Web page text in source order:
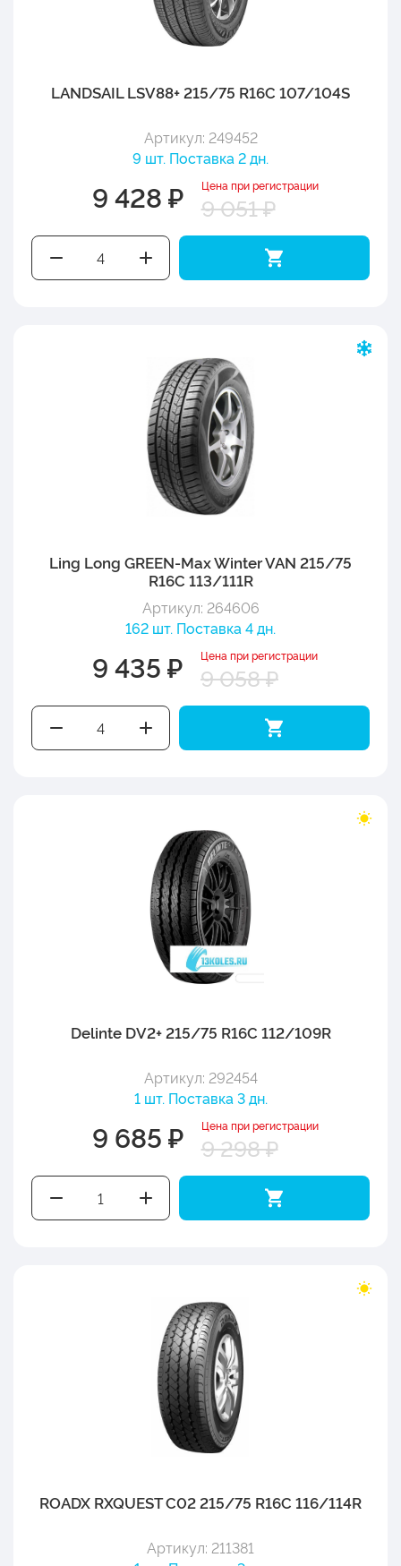
LANDSAIL LSV88+ 215/75 R16C 107/104S
Артикул: 249452
9 шт. Поставка 2 дн.
9 428 ₽ Цена при регистрации
9 051 ₽
Ling Long GREEN-Max Winter VAN 215/75
R16C 113/111R
Артикул: 264606
162 шт. Поставка 4 дн.
9 435 ₽ Цена при регистрации
9 058 ₽
Delinte DV2+ 215/75 R16C 112/109R
Артикул: 292454
1 шт. Поставка 3 дн.
9 685 ₽ Цена при регистрации
9 298 ₽
ROADX RXQUEST C02 215/75 R16C 116/114R
Артикул: 211381